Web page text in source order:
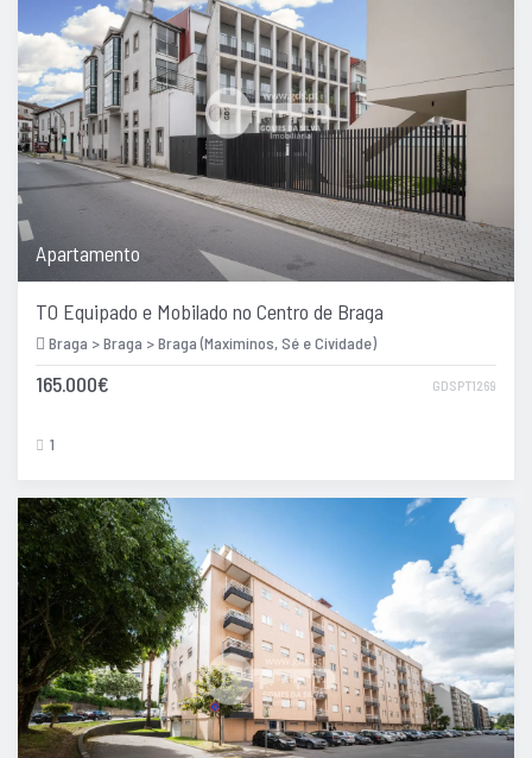
Apartamento
T0 Equipado e Mobilado no Centro de Braga
Braga > Braga > Braga (Maximinos, Sé e Cividade)
GDSPT1269
165.000€
1